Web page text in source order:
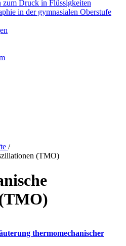
zum Druck in Flüssigkeiten
in der gymnasialen Oberstufe
/
(TMO)
thermomechanischer